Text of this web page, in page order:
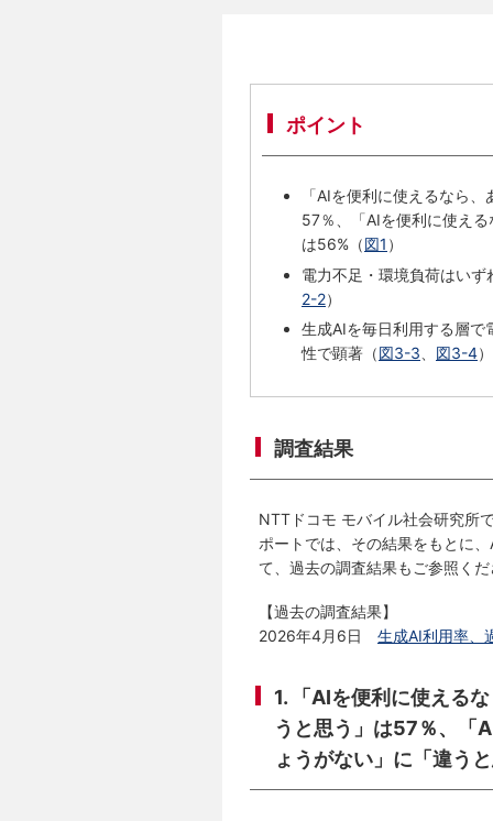
ポイント
「AIを便利に使えるなら
57％、「AIを便利に使え
は56%（図1 ）
電力不足・環境負荷はい
2-2）
生成AIを毎日利用する層
性で顕著（図3-3 図3-4）
調査結果
NTTドコモ モバイル社会研究所
ポートでは、その結果をもとに
て、過去の調査結果もご参照く
【過去の調査結果】
2026年4月6日 生成AI利用率、
1. 「AIを便利に使える
うと思う」は57％、「
ょうがない」に「違う